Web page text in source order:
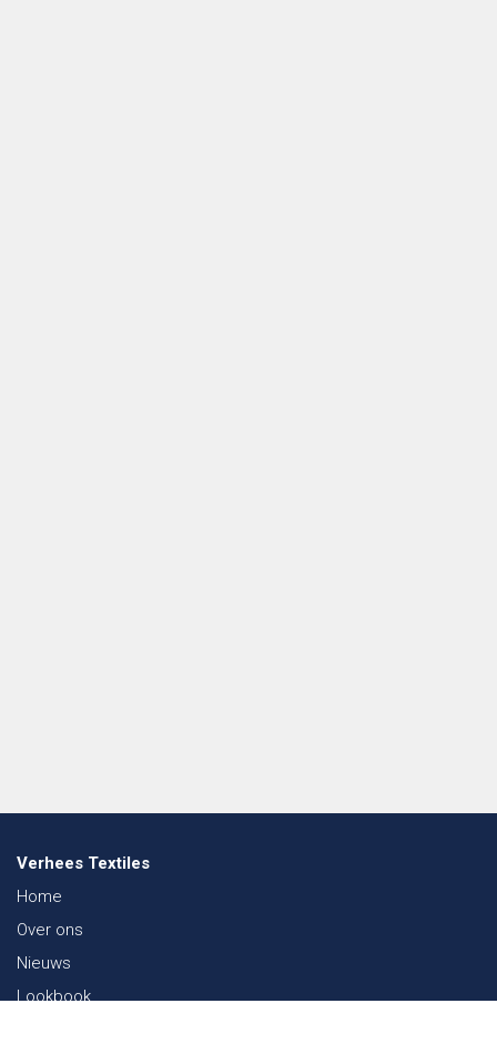
Verhees Textiles
Home
Over ons
Nieuws
Lookbook